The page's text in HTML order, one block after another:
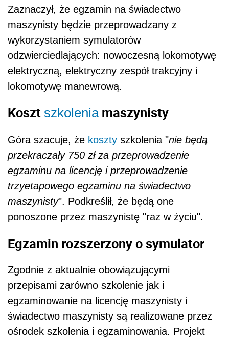
Zaznaczył, że egzamin na świadectwo
maszynisty będzie przeprowadzany z
wykorzystaniem symulatorów
odzwierciedlających: nowoczesną lokomotywę
elektryczną, elektryczny zespół trakcyjny i
lokomotywę manewrową.
Koszt szkoleniamaszynisty
Góra szacuje, że koszty szkolenia "nie będą
przekraczały 750 zł za przeprowadzenie
egzaminu na licencję i przeprowadzenie
trzyetapowego egzaminu na świadectwo
maszynisty". Podkreślił, że będą one
ponoszone przez maszynistę "raz w życiu".
Egzamin rozszerzony o symulator
Zgodnie z aktualnie obowiązującymi
przepisami zarówno szkolenie jak i
egzaminowanie na licencję maszynisty i
świadectwo maszynisty są realizowane przez
ośrodek szkolenia i egzaminowania. Projekt